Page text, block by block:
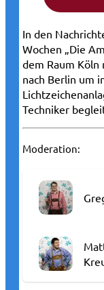
In den
Wochen „Die
dem Raum Köln
nach Berlin um
Techniker
Moderation: